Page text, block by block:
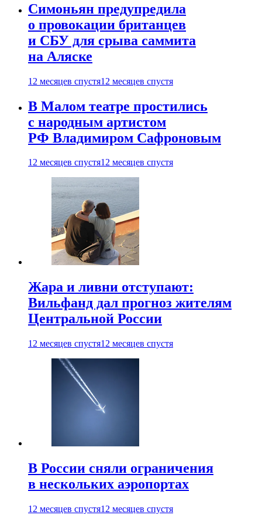
Симоньян предупредила
о провокации британцев
и СБУ для срыва саммита
на Аляске
12 месяцев спустя12 месяцев спустя
В Малом театре простились
с народным артистом
РФ Владимиром Сафроновым
12 месяцев спустя12 месяцев спустя
Жара и ливни отступают:
Вильфанд дал прогноз жителям
Центральной России
12 месяцев спустя12 месяцев спустя
В России сняли ограничения
в нескольких аэропортах
12 месяцев спустя12 месяцев спустя